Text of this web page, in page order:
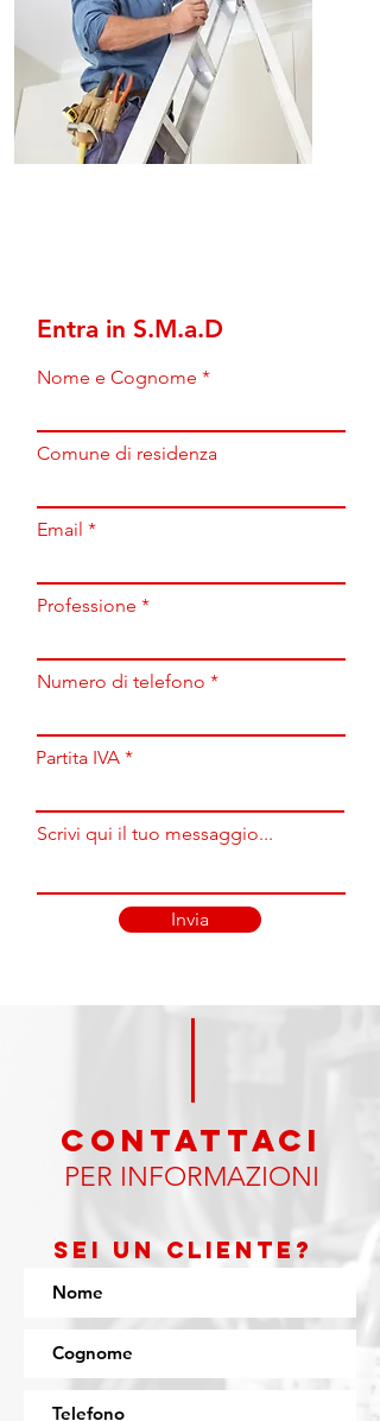
Entra in S.M.a.D
Nome e Cognome
Comune di residenza
Email
Professione
Numero di telefono
Partita IVA
Scrivi qui il tuo messaggio...
Invia
CONTATTAci
PER INFORMAZIONI
Sei un cliente?